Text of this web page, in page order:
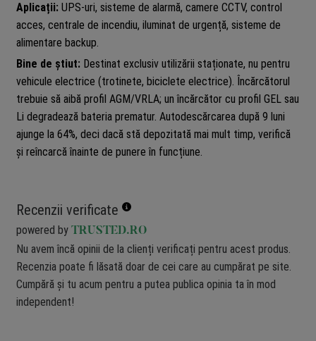
Aplicații:UPS-uri, sisteme de alarmă, camere CCTV, control
acces, centrale de incendiu, iluminat de urgență, sisteme de
alimentare backup.
Bine de știut:Destinat exclusiv utilizării staționate, nu pentru
vehicule electrice (trotinete, biciclete electrice). Încărcătorul
trebuie să aibă profil AGM/VRLA; un încărcător cu profil GEL sau
Li degradează bateria prematur. Autodescărcarea după 9 luni
ajunge la 64%, deci dacă stă depozitată mai mult timp, verifică
și reîncarcă înainte de punere în funcțiune.
Recenzii verificate
powered by TRUSTED.RO
Nu avem încă opinii de la clienți verificați pentru acest produs.
Recenzia poate fi lăsată doar de cei care au cumpărat pe site.
Cumpără și tu acum pentru a putea publica opinia ta în mod
independent!